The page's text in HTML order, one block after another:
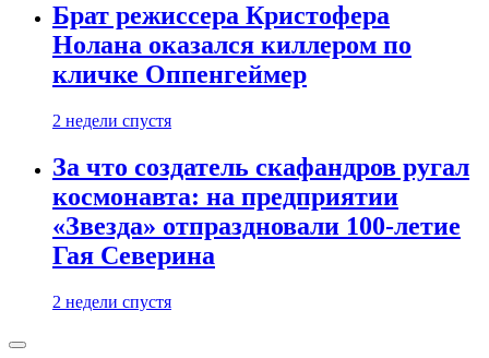
Брат режиссера Кристофера
Нолана оказался киллером по
кличке Оппенгеймер
2 недели спустя
За что создатель скафандров ругал
космонавта: на предприятии
«Звезда» отпраздновали 100-летие
Гая Северина
2 недели спустя